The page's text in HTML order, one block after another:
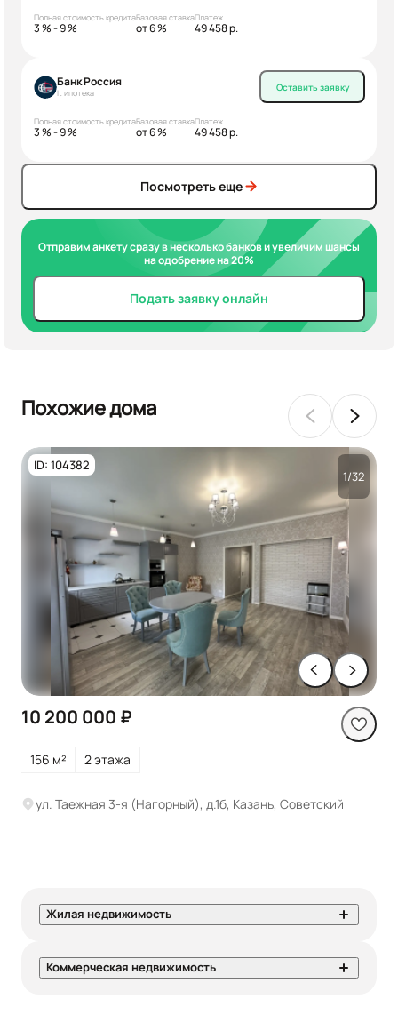
Полная стоимость кредита
3 % - 9 %
Базовая ставка
от 6 %
Платеж
49 458 р.
Банк Россия
It ипотека
Полная стоимость кредита
3 % - 9 %
Базовая ставка
от 6 %
Платеж
49 458 р.
Оставить заявку
Посмотреть еще
Отправим анкету сразу в несколько банков и увеличим шансы
на одобрение на 20%
Подать заявку онлайн
Похожие дома
ID: 104382
1/32
10 200 000 ₽
156 м² 2 этажа
ул. Таежная 3-я (Нагорный), д.1б, Казань, Советский
Жилая недвижимость
Коммерческая недвижимость